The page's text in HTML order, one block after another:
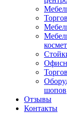
шопов
Отзывы
Контакты